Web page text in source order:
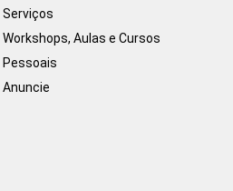
Serviços
Workshops, Aulas e Cursos
Pessoais
Anuncie